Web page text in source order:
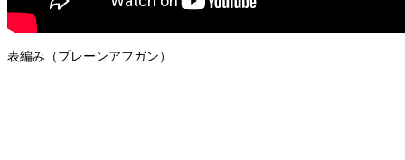
表編み（プレーンアフガン）